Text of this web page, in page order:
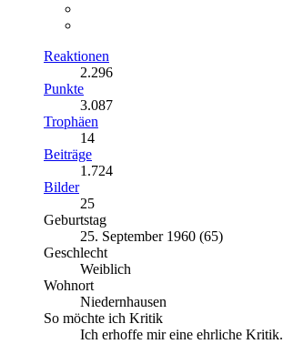
Reaktionen
2.296
Punkte
3.087
Trophäen
14
Beiträge
1.724
Bilder
25
Geburtstag
25. September 1960 (65)
Geschlecht
Weiblich
Wohnort
Niedernhausen
So möchte ich Kritik
Ich erhoffe mir eine ehrliche Kritik.